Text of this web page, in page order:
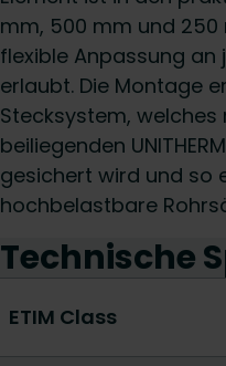
mm, 500 mm und
flexible Anpassung
erlaubt. Die Montage
Stecksystem,
beiliegenden
gesichert wird und so
hochbelastbare
Technische
ETIM Class